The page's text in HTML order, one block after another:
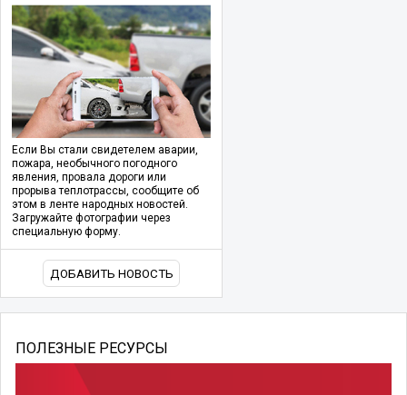
Если Вы стали свидетелем аварии,
пожара, необычного погодного
явления, провала дороги или
прорыва теплотрассы, сообщите об
этом в ленте народных новостей.
Загружайте фотографии через
специальную форму.
ДОБАВИТЬ НОВОСТЬ
ПОЛЕЗНЫЕ РЕСУРСЫ